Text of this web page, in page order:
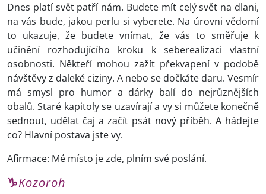
Dnes platí svět patří nám. Budete mít celý svět na dlani,
na vás bude, jakou perlu si vyberete. Na úrovni vědomí
to ukazuje, že budete vnímat, že vás to směřuje k
učinění rozhodujícího kroku k seberealizaci vlastní
osobnosti. Někteří mohou zažít překvapení v podobě
návštěvy z daleké ciziny. A nebo se dočkáte daru. Vesmír
má smysl pro humor a dárky balí do nejrůznějších
obalů. Staré kapitoly se uzavírají a vy si můžete konečně
sednout, udělat čaj a začít psát nový příběh. A hádejte
co? Hlavní postava jste vy.
Afirmace: Mé místo je zde, plním své poslání.
♑Kozoroh